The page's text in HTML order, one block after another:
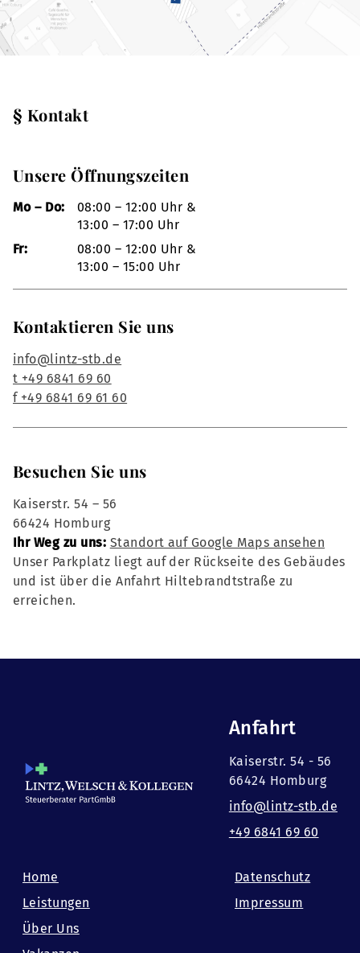
§ Kontakt
Unsere Öffnungszeiten
Mo – Do:
08:00 – 12:00 Uhr &
13:00 – 17:00 Uhr
Fr:
08:00 – 12:00 Uhr &
13:00 – 15:00 Uhr
Kontaktieren Sie uns
info@lintz-stb.de
t +49 6841 69 60
f +49 6841 69 61 60
Besuchen Sie uns
Kaiserstr. 54 – 56
66424 Homburg
Ihr Weg zu uns: Standort auf Google Maps ansehen
Unser Parkplatz liegt auf der Rückseite des Gebäudes
und ist über die Anfahrt Hiltebrandtstraße zu
erreichen.
Anfahrt
Kaiserstr. 54 - 56
66424 Homburg
info@lintz-stb.de
+49 6841 69 60
Home
Leistungen
Über Uns
Datenschutz
Impressum